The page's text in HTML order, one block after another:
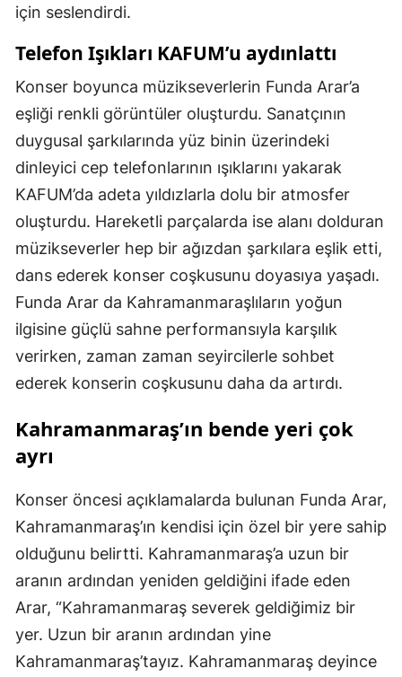
için seslendirdi.
Telefon Işıkları KAFUM’u aydınlattı
Konser boyunca müzikseverlerin Funda Arar’a
eşliği renkli görüntüler oluşturdu. Sanatçının
duygusal şarkılarında yüz binin üzerindeki
dinleyici cep telefonlarının ışıklarını yakarak
KAFUM’da adeta yıldızlarla dolu bir atmosfer
oluşturdu. Hareketli parçalarda ise alanı dolduran
müzikseverler hep bir ağızdan şarkılara eşlik etti,
dans ederek konser coşkusunu doyasıya yaşadı.
Funda Arar da Kahramanmaraşlıların yoğun
ilgisine güçlü sahne performansıyla karşılık
verirken, zaman zaman seyircilerle sohbet
ederek konserin coşkusunu daha da artırdı.
Kahramanmaraş’ın bende yeri çok
ayrı
Konser öncesi açıklamalarda bulunan Funda Arar,
Kahramanmaraş’ın kendisi için özel bir yere sahip
olduğunu belirtti. Kahramanmaraş’a uzun bir
aranın ardından yeniden geldiğini ifade eden
Arar, “Kahramanmaraş severek geldiğimiz bir
yer. Uzun bir aranın ardından yine
Kahramanmaraş’tayız. Kahramanmaraş deyince